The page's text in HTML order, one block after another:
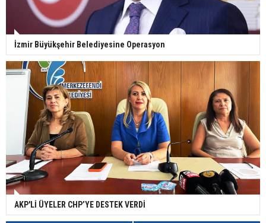
İzmir Büyükşehir Belediyesine Operasyon
AKP'Lİ ÜYELER CHP’YE DESTEK VERDİ